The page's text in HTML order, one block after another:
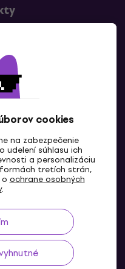
cookies
na zabezpečenie
udelení súhlasu ich
a personalizáciu
tretích strán,
ochrane osobných
.